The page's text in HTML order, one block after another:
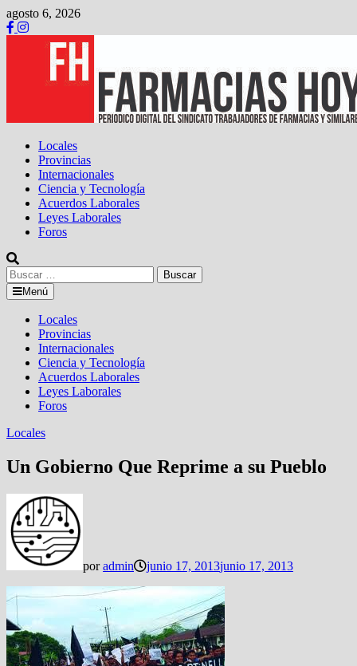
Saltar
al
contenido
agosto 6, 2026
Locales
Provincias
Internacionales
Ciencia y Tecnología
Acuerdos Laborales
Leyes Laborales
Foros
Buscar:
Menú
Locales
Provincias
Internacionales
Ciencia y Tecnología
Acuerdos Laborales
Leyes Laborales
Foros
Locales
Un Gobierno Que Reprime a su Pueblo
poradmin junio 17, 2013junio 17, 2013